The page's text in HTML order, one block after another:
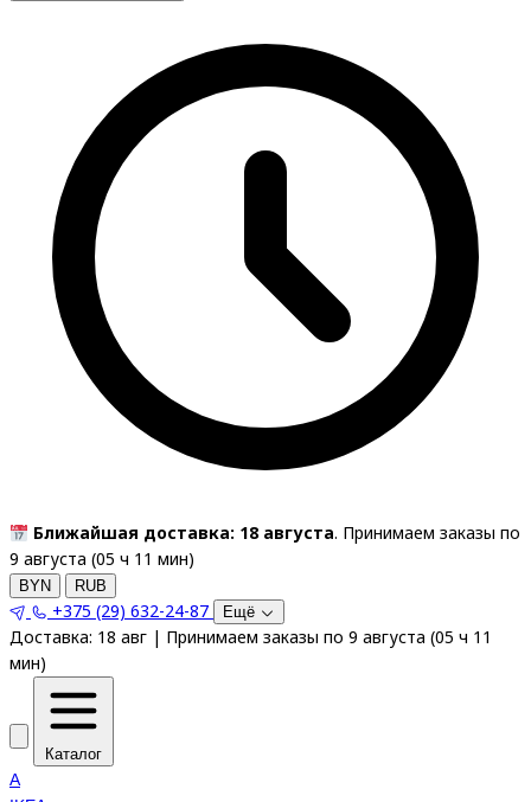
Ближайшая доставка: 18 августа. Принимаем заказы по
9 августа (05 ч 11 мин)
BYN RUB
+375 (29) 632-24-87 Ещё
Доставка: 18 авг | Принимаем заказы по 9 августа (05 ч 11
мин)
Каталог
A